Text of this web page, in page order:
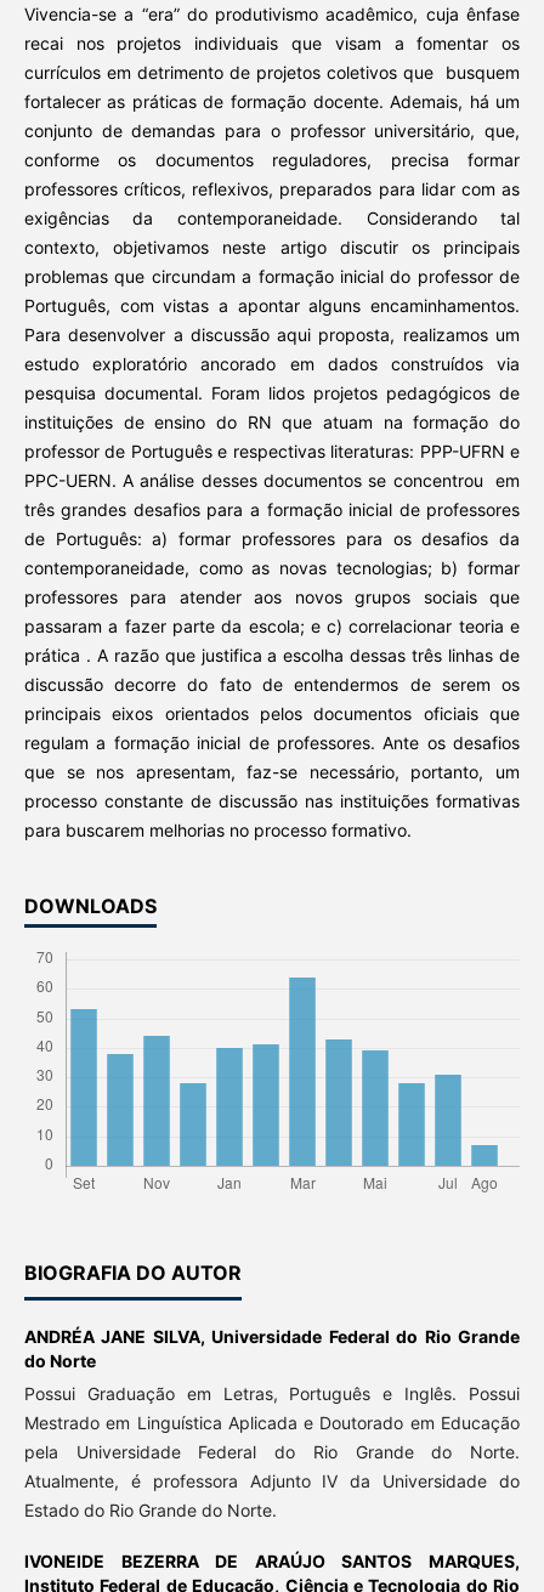
Vivencia-se a “era” do produtivismo acadêmico, cuja ênfase
recai nos projetos individuais que visam a fomentar os
currículos em detrimento de projetos coletivos que busquem
fortalecer as práticas de formação docente. Ademais, há um
conjunto de demandas para o professor universitário, que,
conforme os documentos reguladores, precisa formar
professores críticos, reflexivos, preparados para lidar com as
exigências da contemporaneidade. Considerando tal
contexto, objetivamos neste artigo discutir os principais
problemas que circundam a formação inicial do professor de
Português, com vistas a apontar alguns encaminhamentos.
Para desenvolver a discussão aqui proposta, realizamos um
estudo exploratório ancorado em dados construídos via
pesquisa documental. Foram lidos projetos pedagógicos de
instituições de ensino do RN que atuam na formação do
professor de Português e respectivas literaturas: PPP-UFRN e
PPC-UERN. A análise desses documentos se concentrou em
três grandes desafios para a formação inicial de professores
de Português: a) formar professores para os desafios da
contemporaneidade, como as novas tecnologias; b) formar
professores para atender aos novos grupos sociais que
passaram a fazer parte da escola; e c) correlacionar teoria e
prática . A razão que justifica a escolha dessas três linhas de
discussão decorre do fato de entendermos de serem os
principais eixos orientados pelos documentos oficiais que
regulam a formação inicial de professores. Ante os desafios
que se nos apresentam, faz-se necessário, portanto, um
processo constante de discussão nas instituições formativas
para buscarem melhorias no processo formativo.
DOWNLOADS
BIOGRAFIA DO AUTOR
ANDRÉA JANE SILVA,Universidade Federal do Rio Grande
do Norte
Possui Graduação em Letras, Português e Inglês. Possui
Mestrado em Linguística Aplicada e Doutorado em Educação
pela Universidade Federal do Rio Grande do Norte.
Atualmente, é professora Adjunto IV da Universidade do
Estado do Rio Grande do Norte.
IVONEIDE BEZERRA DE ARAÚJO SANTOS MARQUES,
Instituto Federal de Educação, Ciência e Tecnologia do Rio